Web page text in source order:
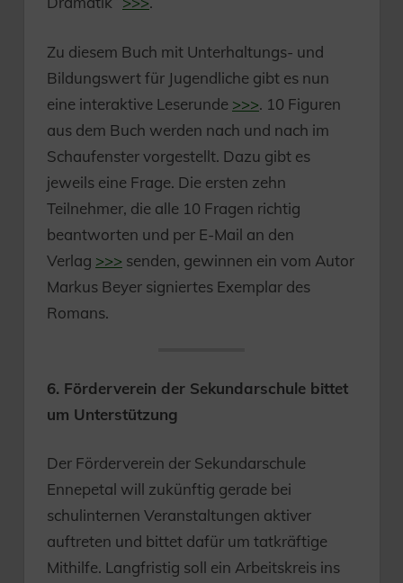
Zu diesem Buch mit Unterhaltungs- und
Bildungswert für Jugendliche gibt es nun
eine interaktive Leserunde >>>. 10 Figuren
aus dem Buch werden nach und nach im
Schaufenster vorgestellt. Dazu gibt es
jeweils eine Frage. Die ersten zehn
Teilnehmer, die alle 10 Fragen richtig
beantworten und per E-Mail an den
Verlag >>> senden, gewinnen ein vom Autor
Markus Beyer signiertes Exemplar des
Romans.
6. Förderverein der Sekundarschule bittet
um Unterstützung
Der Förderverein der Sekundarschule
Ennepetal will zukünftig gerade bei
schulinternen Veranstaltungen aktiver
auftreten und bittet dafür um tatkräftige
Mithilfe. Langfristig soll ein Arbeitskreis ins